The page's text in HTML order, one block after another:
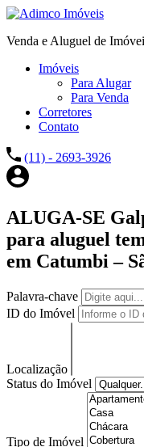
Venda e Aluguel de
Imóveis
Para Alugar
Para Venda
Corretores
Contato
(11) - 2693-3926
ALUGA-SE
para aluguel
em Catumbi –
Palavra-chave
ID do Imóvel
Localização
Status do Imóvel
Tipo de Imóvel